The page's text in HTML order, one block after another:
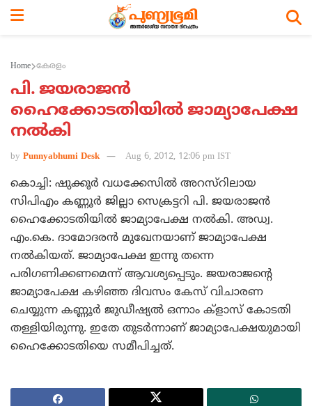
Home കേരളം
പി. ജയരാജന്‍
ഹൈക്കോടതിയില്‍ ജാമ്യാപേക്ഷ
നല്‍കി
by Punnyabhumi Desk Aug 6, 2012, 12:06 pm IST
കൊച്ചി: ഷുക്കൂര്‍ വധക്കേസില്‍ അറസ്റിലായ
സിപിഎം കണ്ണൂര്‍ ജില്ലാ സെക്രട്ടറി പി. ജയരാജന്‍
ഹൈക്കോടതിയില്‍ ജാമ്യാപേക്ഷ നല്‍കി. അഡ്വ.
എം.കെ. ദാമോദരന്‍ മുഖേനയാണ് ജാമ്യാപേക്ഷ
നല്‍കിയത്. ജാമ്യാപേക്ഷ ഇന്നു തന്നെ
പരിഗണിക്കണമെന്ന് ആവശ്യപ്പെടും. ജയരാജന്റെ
ജാമ്യാപേക്ഷ കഴിഞ്ഞ ദിവസം കേസ് വിചാരണ
ചെയ്യുന്ന കണ്ണൂര്‍ ജുഡീഷ്യല്‍ ഒന്നാം ക്ളാസ് കോടതി
തള്ളിയിരുന്നു. ഇതേ തുടര്‍ന്നാണ് ജാമ്യാപേക്ഷയുമായി
ഹൈക്കോടതിയെ സമീപിച്ചത്.